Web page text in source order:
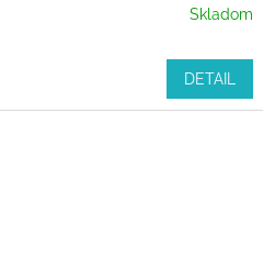
Skladom
DETAIL